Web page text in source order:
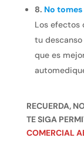
8. No
Los efectos
tu
que es
RECUERDA,
TE SIGA
COMERCIAL